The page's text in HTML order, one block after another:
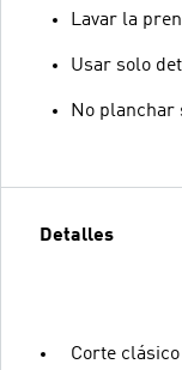
Lavar la
Usar solo
No planchar
Detalles
Corte clásico